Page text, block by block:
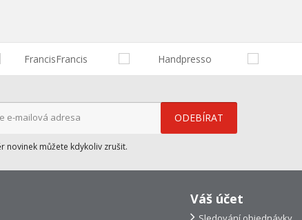
novinek můžete kdykoliv zrušit.
Váš účet